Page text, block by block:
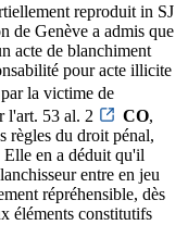
reproduit in SJ
de Genève a admis que
acte de blanchiment
pour acte illicite
la victime de
l'art. 53 al. 2
CO,
règles du droit pénal,
en a déduit qu'il
entre en jeu
répréhensible, dès
éléments constitutifs